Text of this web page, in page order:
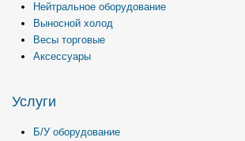
Нейтральное оборудование
Выносной холод
Весы торговые
Аксессуары
Услуги
Б/У оборудование